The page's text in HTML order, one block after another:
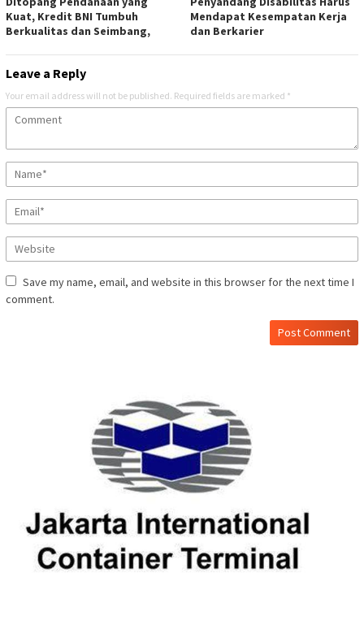
Kuat, Kredit BNI Tumbuh
Berkualitas dan Seimbang,
Mendapat Kesempatan Kerja
dan Berkarier
Leave a Reply
Your email address will not be published. Required fields are marked *
Save my name, email, and website in this browser for the next time I
comment.